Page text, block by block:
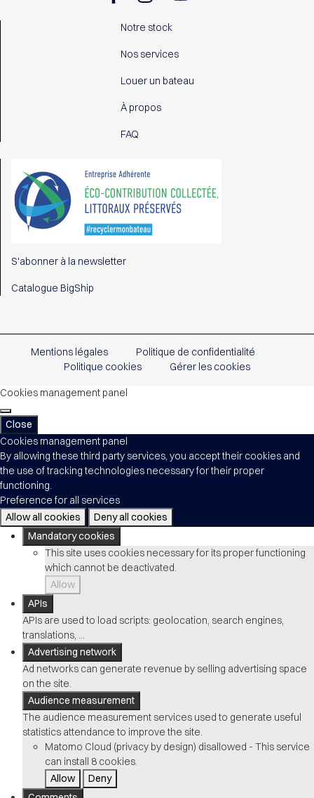
Notre stock
Nos services
Louer un bateau
À propos
FAQ
S'abonner à la newsletter
Catalogue BigShip
Mentions légales
Politique de confidentialité
Politique cookies
Gérer les cookies
Cookies management panel
Close
Cookies management panel
By allowing these third party services, you accept their cookies and
the use of tracking technologies necessary for their proper
functioning.
Preference for all services
Allow all cookies
Deny all cookies
Mandatory cookies
This site uses cookies necessary for its proper functioning
which cannot be deactivated.
Allow
APIs
APIs are used to load scripts: geolocation, search engines,
translations, ...
Advertising network
Ad networks can generate revenue by selling advertising space
on the site.
Audience measurement
The audience measurement services used to generate useful
statistics attendance to improve the site.
Matomo Cloud (privacy by design) disallowed - This service
can install 8 cookies.
Allow
Deny